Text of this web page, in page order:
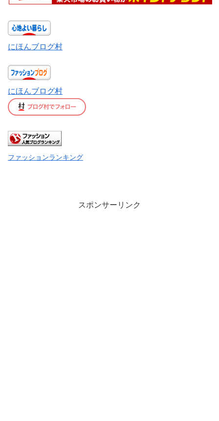
にほんブログ村
にほんブログ村
ファッションランキング
スポンサーリンク